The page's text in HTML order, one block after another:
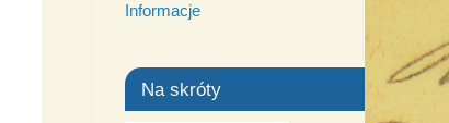
Informacje
Na skróty